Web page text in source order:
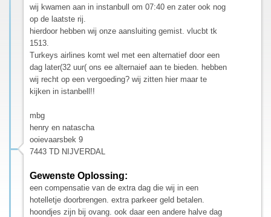
wij kwamen aan in instanbull om 07:40 en zater ook nog
op de laatste rij.
hierdoor hebben wij onze aansluiting gemist. vlucbt tk
1513.
Turkeys airlines komt wel met een alternatief door een
dag later(32 uur( ons ee alternaief aan te bieden. hebben
wij recht op een vergoeding? wij zitten hier maar te
kijken in istanbell!!
mbg
henry en natascha
ooievaarsbek 9
7443 TD NIJVERDAL
Gewenste Oplossing:
een compensatie van de extra dag die wij in een
hotelletje doorbrengen. extra parkeer geld betalen.
hoondjes zijn bij ovang. ook daar een andere halve dag